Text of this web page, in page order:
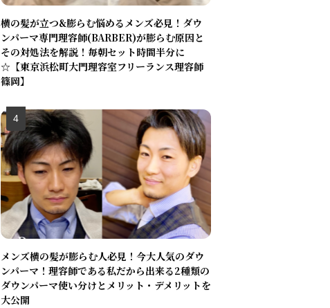
横の髪が立つ&膨らむ悩めるメンズ必見！ダウ
ンパーマ専門理容師(BARBER)が膨らむ原因と
その対処法を解説！毎朝セット時間半分に
☆【東京浜松町大門理容室フリーランス理容師
篠岡】
メンズ横の髪が膨らむ人必見！今大人気のダウ
ンパーマ！理容師である私だから出来る2種類の
ダウンパーマ使い分けとメリット・デメリットを
大公開